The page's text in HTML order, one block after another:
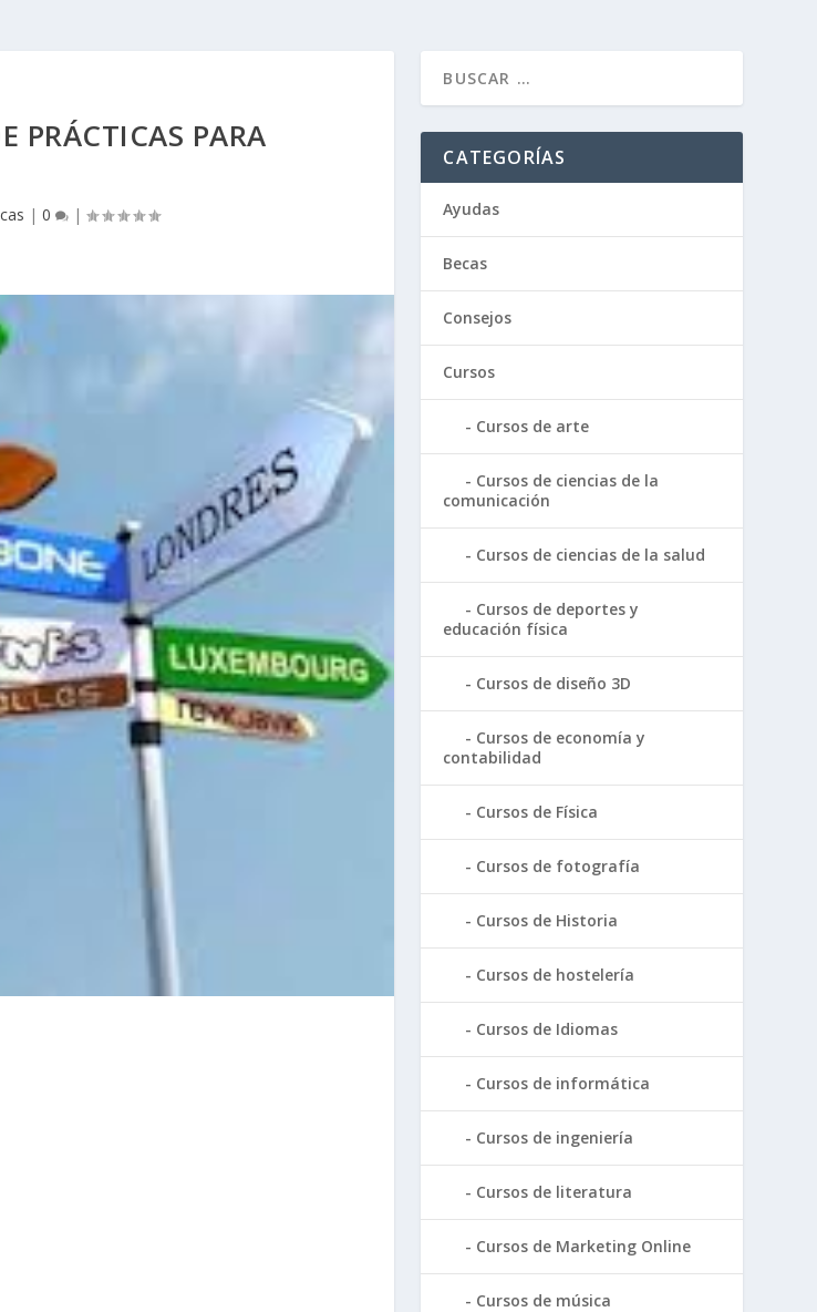
PRÁCTICAS PARA
|0 |
CATEGORÍAS
Ayudas
Becas
Consejos
Cursos
Cursos de arte
Cursos de ciencias de la
comunicación
Cursos de ciencias de la salud
Cursos de deportes y
educación física
Cursos de diseño 3D
Cursos de economía y
contabilidad
Cursos de Física
Cursos de fotografía
Cursos de Historia
Cursos de hostelería
Cursos de Idiomas
Cursos de informática
Cursos de ingeniería
Cursos de literatura
Cursos de Marketing Online
Cursos de música